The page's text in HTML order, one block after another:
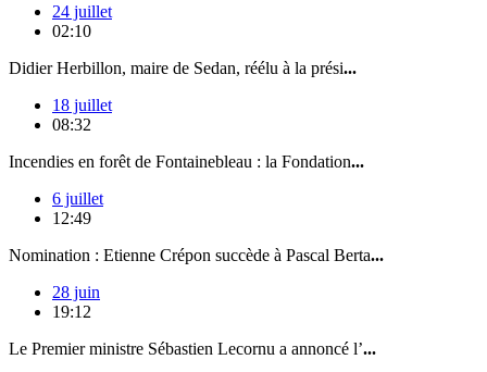
24 juillet
02:10
Didier Herbillon, maire de Sedan, réélu à la prési...
18 juillet
08:32
Incendies en forêt de Fontainebleau : la Fondation...
6 juillet
12:49
Nomination : Etienne Crépon succède à Pascal Berta...
28 juin
19:12
Le Premier ministre Sébastien Lecornu a annoncé l’...